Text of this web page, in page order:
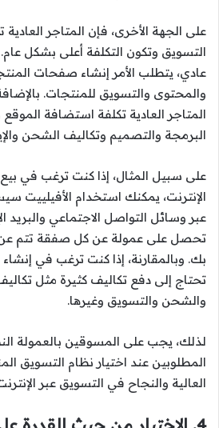
على الجهة الأخرى، فإن المتاجر
التسويق وتكون التكلفة أعلى بشكل
عادي، يتطلب الأمر إنشاء صفحات
والمحتوى والتسويق للمنتجات.
المتاجر العادية تكلفة استضافة
البرمجة والتصميم وتكاليف الشحن
على سبيل المثال، إذا كنت ترغب في بيع
الإنترنت، يمكنك استخدام الأفيلييت
عبر وسائل التواصل الاجتماعي والبريد
تحصل على عمولة عن كل صفقة تتم
بك. وبالمقارنة، إذا كنت ترغب في
تحتاج إلى دفع تكاليف كثيرة مثل
والشحن والتسويق وغيرها.
لذلك، يجب على المسوقين بالعمولة
المطلوبين عند اختيار نظام التسويق
العالية والنجاح في التسويق عبر